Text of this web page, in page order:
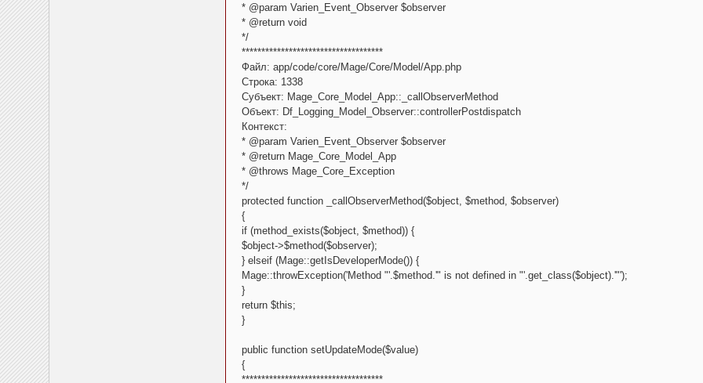
* @param Varien_Event_Observer $observer
* @return void
*/
************************************
Файл: app/code/core/Mage/Core/Model/App.php
Строка: 1338
Субъект: Mage_Core_Model_App::_callObserverMethod
Объект: Df_Logging_Model_Observer::controllerPostdispatch
Контекст:
* @param Varien_Event_Observer $observer
* @return Mage_Core_Model_App
* @throws Mage_Core_Exception
*/
protected function _callObserverMethod($object, $method, $observer)
{
if (method_exists($object, $method)) {
$object->$method($observer);
} elseif (Mage::getIsDeveloperMode()) {
Mage::throwException('Method "'.$method.'" is not defined in "'.get_class($object).'"');
}
return $this;
}
public function setUpdateMode($value)
{
************************************